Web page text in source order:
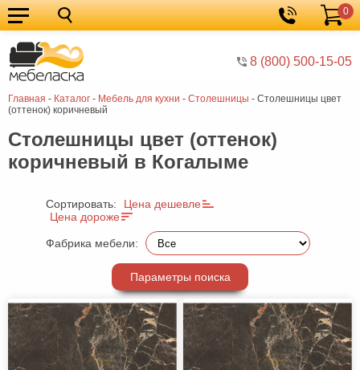
8 (800) 500-15-05
Корзина
0
Главная - Каталог - Мебель для кухни - Cтолешницы - Cтолешницы цвет
(оттенок) коричневый
Кухонные
гарнитуры
Мебель
для
кухни
Мебель
для
спальни
Кровати
Шкафы
Диваны
мебель
Мебель
гостиную
для
прихожей
Столы
Комоды
Офисная
Cтолешницы цвет (оттенок)
коричневый в Когалыме
Сортировать:
Цена дешевле
Цена дороже
Фабрика мебели:
Параметры поиска